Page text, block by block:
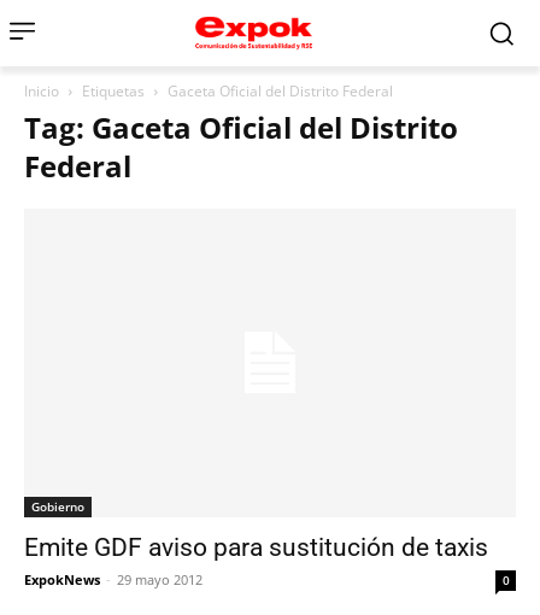
Inicio Etiquetas Gaceta Oficial del Distrito Federal
Tag: Gaceta Oficial del Distrito
Federal
Gobierno
Emite GDF aviso para sustitución de taxis
ExpokNews - 29 mayo 2012 0